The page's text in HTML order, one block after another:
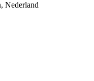
Nederland